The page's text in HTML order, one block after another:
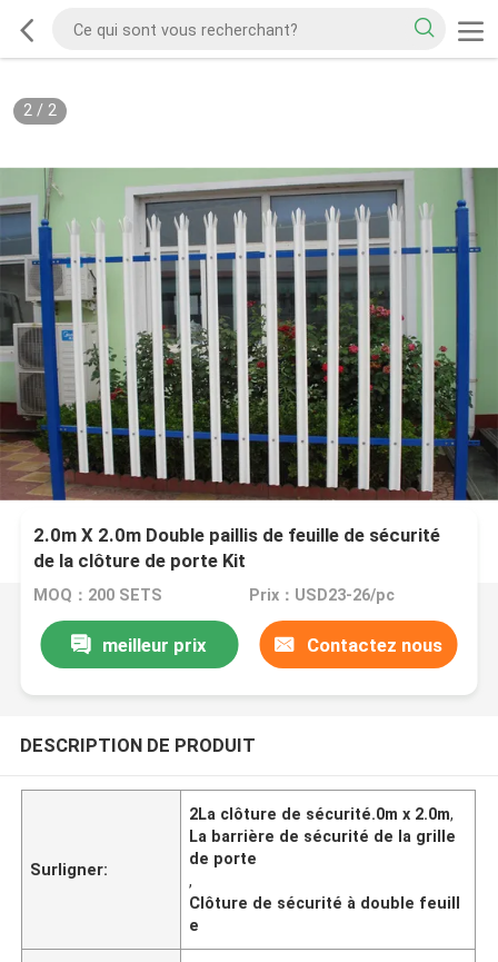
2/ 2
2.0m X 2.0m Double paillis de feuille de sécurité
de la clôture de porte Kit
MOQ：200 SETS Prix：USD23-26/pc
meilleur prix Contactez nous
DESCRIPTION DE PRODUIT
Surligner:
2La clôture de sécurité.0m x 2.0m,
La barrière de sécurité de la grille
de porte
,
Clôture de sécurité à double feuill
e